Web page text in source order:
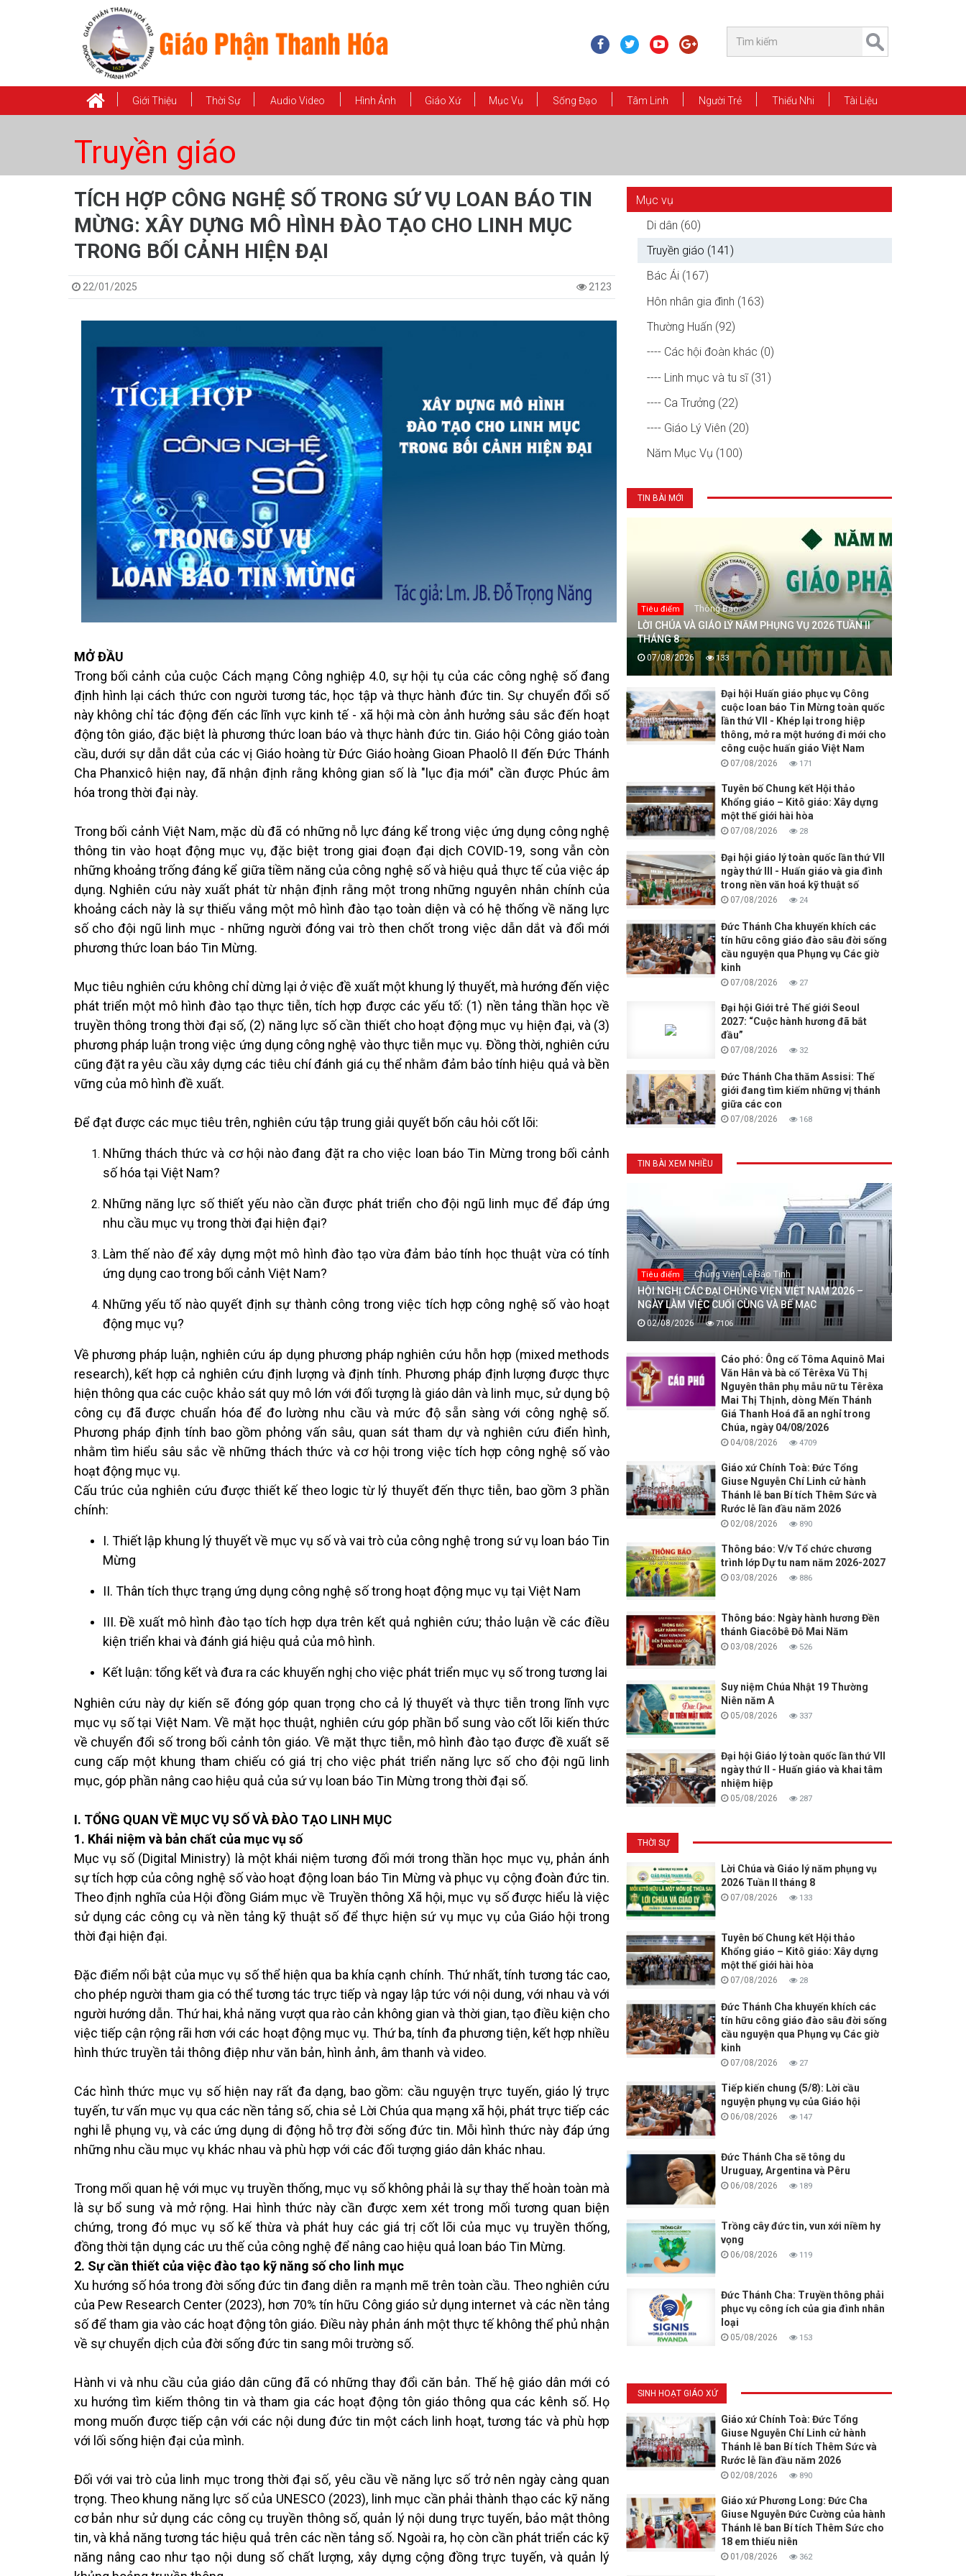
Giới Thiệu Thời Sự Audio Video Hình Ảnh Giáo Xứ Mục Vụ Sống Đạo Tâm Linh Người Trẻ Thiếu Nhi Tài Liệu
Truyền giáo
TÍCH HỢP CÔNG NGHỆ SỐ TRONG SỨ VỤ LOAN BÁO TIN
MỪNG: XÂY DỰNG MÔ HÌNH ĐÀO TẠO CHO LINH MỤC
TRONG BỐI CẢNH HIỆN ĐẠI
22/01/2025 2123
MỞ ĐẦU
Trong bối cảnh của cuộc Cách mạng Công nghiệp 4.0, sự hội tụ của các công nghệ số đang
định hình lại cách thức con người tương tác, học tập và thực hành đức tin. Sự chuyển đổi số
này không chỉ tác động đến các lĩnh vực kinh tế - xã hội mà còn ảnh hưởng sâu sắc đến hoạt
động tôn giáo, đặc biệt là phương thức loan báo và thực hành đức tin. Giáo hội Công giáo toàn
cầu, dưới sự dẫn dắt của các vị Giáo hoàng từ Đức Giáo hoàng Gioan Phaolô II đến Đức Thánh
Cha Phanxicô hiện nay, đã nhận định rằng không gian số là "lục địa mới" cần được Phúc âm
hóa trong thời đại này.
Trong bối cảnh Việt Nam, mặc dù đã có những nỗ lực đáng kể trong việc ứng dụng công nghệ
thông tin vào hoạt động mục vụ, đặc biệt trong giai đoạn đại dịch COVID-19, song vẫn còn
những khoảng trống đáng kể giữa tiềm năng của công nghệ số và hiệu quả thực tế của việc áp
dụng. Nghiên cứu này xuất phát từ nhận định rằng một trong những nguyên nhân chính của
khoảng cách này là sự thiếu vắng một mô hình đào tạo toàn diện và có hệ thống về năng lực
số cho đội ngũ linh mục - những người đóng vai trò then chốt trong việc dẫn dắt và đổi mới
phương thức loan báo Tin Mừng.
Mục tiêu nghiên cứu không chỉ dừng lại ở việc đề xuất một khung lý thuyết, mà hướng đến việc
phát triển một mô hình đào tạo thực tiễn, tích hợp được các yếu tố: (1) nền tảng thần học về
truyền thông trong thời đại số, (2) năng lực số cần thiết cho hoạt động mục vụ hiện đại, và (3)
phương pháp luận trong việc ứng dụng công nghệ vào thực tiễn mục vụ. Đồng thời, nghiên cứu
cũng đặt ra yêu cầu xây dựng các tiêu chí đánh giá cụ thể nhằm đảm bảo tính hiệu quả và bền
vững của mô hình đề xuất.
Để đạt được các mục tiêu trên, nghiên cứu tập trung giải quyết bốn câu hỏi cốt lõi:
Những thách thức và cơ hội nào đang đặt ra cho việc loan báo Tin Mừng trong bối cảnh
số hóa tại Việt Nam?
Những năng lực số thiết yếu nào cần được phát triển cho đội ngũ linh mục để đáp ứng
nhu cầu mục vụ trong thời đại hiện đại?
Làm thế nào để xây dựng một mô hình đào tạo vừa đảm bảo tính học thuật vừa có tính
ứng dụng cao trong bối cảnh Việt Nam?
Những yếu tố nào quyết định sự thành công trong việc tích hợp công nghệ số vào hoạt
động mục vụ?
Về phương pháp luận, nghiên cứu áp dụng phương pháp nghiên cứu hỗn hợp (mixed methods
research), kết hợp cả nghiên cứu định lượng và định tính. Phương pháp định lượng được thực
hiện thông qua các cuộc khảo sát quy mô lớn với đối tượng là giáo dân và linh mục, sử dụng bộ
công cụ đã được chuẩn hóa để đo lường nhu cầu và mức độ sẵn sàng với công nghệ số.
Phương pháp định tính bao gồm phỏng vấn sâu, quan sát tham dự và nghiên cứu điển hình,
nhằm tìm hiểu sâu sắc về những thách thức và cơ hội trong việc tích hợp công nghệ số vào
hoạt động mục vụ.
Cấu trúc của nghiên cứu được thiết kế theo logic từ lý thuyết đến thực tiễn, bao gồm 3 phần
chính:
I. Thiết lập khung lý thuyết về mục vụ số và vai trò của công nghệ trong sứ vụ loan báo Tin
Mừng
II. Thân tích thực trạng ứng dụng công nghệ số trong hoạt động mục vụ tại Việt Nam
III. Đề xuất mô hình đào tạo tích hợp dựa trên kết quả nghiên cứu; thảo luận về các điều
kiện triển khai và đánh giá hiệu quả của mô hình.
Kết luận: tổng kết và đưa ra các khuyến nghị cho việc phát triển mục vụ số trong tương lai
Nghiên cứu này dự kiến sẽ đóng góp quan trọng cho cả lý thuyết và thực tiễn trong lĩnh vực
mục vụ số tại Việt Nam. Về mặt học thuật, nghiên cứu góp phần bổ sung vào cốt lõi kiến thức
về chuyển đổi số trong bối cảnh tôn giáo. Về mặt thực tiễn, mô hình đào tạo được đề xuất sẽ
cung cấp một khung tham chiếu có giá trị cho việc phát triển năng lực số cho đội ngũ linh
mục, góp phần nâng cao hiệu quả của sứ vụ loan báo Tin Mừng trong thời đại số.
I. TỔNG QUAN VỀ MỤC VỤ SỐ VÀ ĐÀO TẠO LINH MỤC
1. Khái niệm và bản chất của mục vụ số
Mục vụ số (Digital Ministry) là một khái niệm tương đối mới trong thần học mục vụ, phản ánh
sự tích hợp của công nghệ số vào hoạt động loan báo Tin Mừng và phục vụ cộng đoàn đức tin.
Theo định nghĩa của Hội đồng Giám mục về Truyền thông Xã hội, mục vụ số được hiểu là việc
sử dụng các công cụ và nền tảng kỹ thuật số để thực hiện sứ vụ mục vụ của Giáo hội trong
thời đại hiện đại.
Đặc điểm nổi bật của mục vụ số thể hiện qua ba khía cạnh chính. Thứ nhất, tính tương tác cao,
cho phép người tham gia có thể tương tác trực tiếp và ngay lập tức với nội dung, với nhau và với
người hướng dẫn. Thứ hai, khả năng vượt qua rào cản không gian và thời gian, tạo điều kiện cho
việc tiếp cận rộng rãi hơn với các hoạt động mục vụ. Thứ ba, tính đa phương tiện, kết hợp nhiều
hình thức truyền tải thông điệp như văn bản, hình ảnh, âm thanh và video.
Các hình thức mục vụ số hiện nay rất đa dạng, bao gồm: cầu nguyện trực tuyến, giáo lý trực
tuyến, tư vấn mục vụ qua các nền tảng số, chia sẻ Lời Chúa qua mạng xã hội, phát trực tiếp các
nghi lễ phụng vụ, và các ứng dụng di động hỗ trợ đời sống đức tin. Mỗi hình thức này đáp ứng
những nhu cầu mục vụ khác nhau và phù hợp với các đối tượng giáo dân khác nhau.
Trong mối quan hệ với mục vụ truyền thống, mục vụ số không phải là sự thay thế hoàn toàn mà
là sự bổ sung và mở rộng. Hai hình thức này cần được xem xét trong mối tương quan biện
chứng, trong đó mục vụ số kế thừa và phát huy các giá trị cốt lõi của mục vụ truyền thống,
đồng thời tận dụng các ưu thế của công nghệ để nâng cao hiệu quả loan báo Tin Mừng.
2. Sự cần thiết của việc đào tạo kỹ năng số cho linh mục
Xu hướng số hóa trong đời sống đức tin đang diễn ra mạnh mẽ trên toàn cầu. Theo nghiên cứu
của Pew Research Center (2023), hơn 70% tín hữu Công giáo sử dụng internet và các nền tảng
số để tham gia vào các hoạt động tôn giáo. Điều này phản ánh một thực tế không thể phủ nhận
về sự chuyển dịch của đời sống đức tin sang môi trường số.
Hành vi và nhu cầu của giáo dân cũng đã có những thay đổi căn bản. Thế hệ giáo dân mới có
xu hướng tìm kiếm thông tin và tham gia các hoạt động tôn giáo thông qua các kênh số. Họ
mong muốn được tiếp cận với các nội dung đức tin một cách linh hoạt, tương tác và phù hợp
với lối sống hiện đại của mình.
Đối với vai trò của linh mục trong thời đại số, yêu cầu về năng lực số trở nên ngày càng quan
trọng. Theo khung năng lực số của UNESCO (2023), linh mục cần phải thành thạo các kỹ năng
cơ bản như sử dụng các công cụ truyền thông số, quản lý nội dung trực tuyến, bảo mật thông
tin, và khả năng tương tác hiệu quả trên các nền tảng số. Ngoài ra, họ còn cần phát triển các kỹ
năng nâng cao như tạo nội dung số chất lượng, xây dựng cộng đồng trực tuyến, và quản lý
Mục vụ
Di dân (60)
Truyền giáo (141)
Bác Ái (167)
Hôn nhân gia đình (163)
Thường Huấn (92)
---- Các hội đoàn khác (0)
---- Linh mục và tu sĩ (31)
---- Ca Trưởng (22)
---- Giáo Lý Viên (20)
Năm Mục Vụ (100)
TIN BÀI MỚI
Tiêu điểm Thông Báo
LỜI CHÚA VÀ GIÁO LÝ NĂM PHỤNG VỤ 2026 TUẦN II
THÁNG 8
07/08/2026 133
Đại hội Huấn giáo phục vụ Công
cuộc loan báo Tin Mừng toàn quốc
lần thứ VII - Khép lại trong hiệp
thông, mở ra một hướng đi mới cho
công cuộc huấn giáo Việt Nam
07/08/2026 171
Tuyên bố Chung kết Hội thảo
Khổng giáo – Kitô giáo: Xây dựng
một thế giới hài hòa
07/08/2026 28
Đại hội giáo lý toàn quốc lần thứ VII
ngày thứ III - Huấn giáo và gia đình
trong nền văn hoá kỹ thuật số
07/08/2026 24
Đức Thánh Cha khuyến khích các
tín hữu công giáo đào sâu đời sống
cầu nguyện qua Phụng vụ Các giờ
kinh
07/08/2026 27
Đại hội Giới trẻ Thế giới Seoul
2027: “Cuộc hành hương đã bắt
đầu”
07/08/2026 32
Đức Thánh Cha thăm Assisi: Thế
giới đang tìm kiếm những vị thánh
giữa các con
07/08/2026 168
TIN BÀI XEM NHIỀU
Tiêu điểm Chủng Viện Lê Bảo Tịnh
HỘI NGHỊ CÁC ĐẠI CHỦNG VIỆN VIỆT NAM 2026 –
NGÀY LÀM VIỆC CUỐI CÙNG VÀ BẾ MẠC
02/08/2026 7106
Cáo phó: Ông cố Tôma Aquinô Mai
Văn Hân và bà cố Têrêxa Vũ Thị
Nguyên thân phụ mẫu nữ tu Têrêxa
Mai Thị Thịnh, dòng Mến Thánh
Giá Thanh Hoá đã an nghỉ trong
Chúa, ngày 04/08/2026
04/08/2026 4709
Giáo xứ Chính Toà: Đức Tổng
Giuse Nguyễn Chí Linh cử hành
Thánh lễ ban Bí tích Thêm Sức và
Rước lễ lần đầu năm 2026
02/08/2026 890
Thông báo: V/v Tổ chức chương
trình lớp Dự tu nam năm 2026-2027
03/08/2026 886
Thông báo: Ngày hành hương Đền
thánh Giacôbê Đỗ Mai Năm
03/08/2026 526
Suy niệm Chúa Nhật 19 Thường
Niên năm A
05/08/2026 337
Đại hội Giáo lý toàn quốc lần thứ VII
ngày thứ II - Huấn giáo và khai tâm
nhiệm hiệp
05/08/2026 287
THỜI SỰ
Lời Chúa và Giáo lý năm phụng vụ
2026 Tuần II tháng 8
07/08/2026 133
Tuyên bố Chung kết Hội thảo
Khổng giáo – Kitô giáo: Xây dựng
một thế giới hài hòa
07/08/2026 28
Đức Thánh Cha khuyến khích các
tín hữu công giáo đào sâu đời sống
cầu nguyện qua Phụng vụ Các giờ
kinh
07/08/2026 27
Tiếp kiến chung (5/8): Lời cầu
nguyện phụng vụ của Giáo hội
06/08/2026 147
Đức Thánh Cha sẽ tông du
Uruguay, Argentina và Pêru
06/08/2026 189
Trồng cây đức tin, vun xới niềm hy
vọng
06/08/2026 119
Đức Thánh Cha: Truyền thông phải
phục vụ công ích của gia đình nhân
loại
05/08/2026 153
SINH HOẠT GIÁO XỨ
Giáo xứ Chính Toà: Đức Tổng
Giuse Nguyễn Chí Linh cử hành
Thánh lễ ban Bí tích Thêm Sức và
Rước lễ lần đầu năm 2026
02/08/2026 890
Giáo xứ Phương Long: Đức Cha
Giuse Nguyễn Đức Cường của hành
Thánh lễ ban Bí tích Thêm Sức cho
18 em thiếu niên
01/08/2026 362